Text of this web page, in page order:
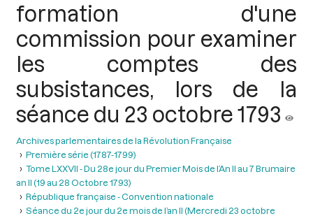
formation d'une
commission pour examiner
les comptes des
subsistances, lors de la
séance du 23 octobre 1793
Archives parlementaires de la Révolution Française
Première série (1787-1799)
Tome LXXVII - Du 28e jour du Premier Mois de l’An II au 7 Brumaire
an II (19 au 28 Octobre 1793)
République française - Convention nationale
Séance du 2e jour du 2e mois de l’an II (Mercredi 23 octobre